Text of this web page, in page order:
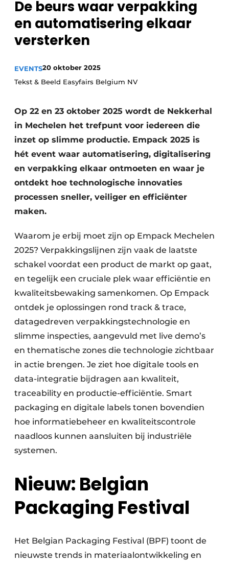
Privacy / Cookie statement
Vacature aanmelden
Vacatures
Video’s
De beurs waar verpakking
en automatisering elkaar
versterken
EVENTS20 oktober 2025
Tekst & Beeld Easyfairs Belgium NV
Op 22 en 23 oktober 2025 wordt de Nekkerhal
in Mechelen het trefpunt voor iedereen die
inzet op slimme productie. Empack 2025 is
hét event waar automatisering, digitalisering
en verpakking elkaar ontmoeten en waar je
ontdekt hoe technologische innovaties
processen sneller, veiliger en efficiënter
maken.
Waarom je erbij moet zijn op Empack Mechelen
2025? Verpakkingslijnen zijn vaak de laatste
schakel voordat een product de markt op gaat,
en tegelijk een cruciale plek waar efficiëntie en
kwaliteitsbewaking samenkomen. Op Empack
ontdek je oplossingen rond track & trace,
datagedreven verpakkingstechnologie en
slimme inspecties, aangevuld met live demo’s
en thematische zones die technologie zichtbaar
in actie brengen. Je ziet hoe digitale tools en
data-integratie bijdragen aan kwaliteit,
traceability en productie-efficiëntie. Smart
packaging en digitale labels tonen bovendien
hoe informatiebeheer en kwaliteitscontrole
naadloos kunnen aansluiten bij industriële
systemen.
Nieuw: Belgian
Packaging Festival
Het Belgian Packaging Festival (BPF) toont de
nieuwste trends in materiaalontwikkeling en